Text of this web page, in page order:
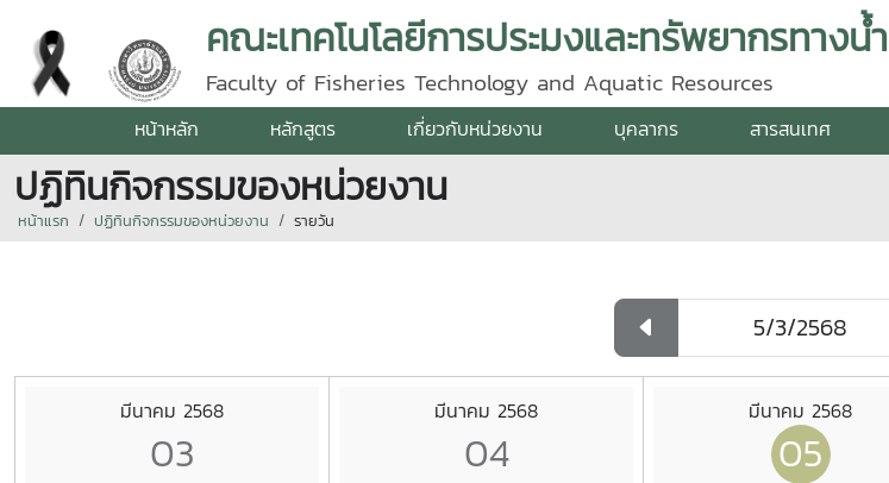
คณะเทคโนโลยีการประมงและทรัพยากรทางน้ำ
Faculty of Fisheries Technology and Aquatic Resources
หน้าหลัก หลักสูตร เกี่ยวกับหน่วยงาน บุคลากร สารสนเทศ
ปฏิทินกิจกรรมของหน่วยงาน
หน้าแรก ปฏิทินกิจกรรมของหน่วยงาน รายวัน
มีนาคม 2568
03
มีนาคม 2568
04
มีนาคม 2568
05